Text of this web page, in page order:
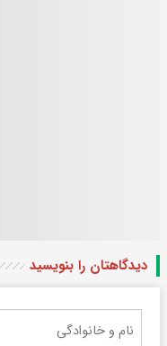
دیدگاهتان را بنویسید